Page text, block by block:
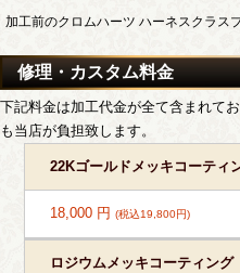
加工前のクロムハーツ ハーネスクラス
修理・カスタム料金
下記料金は加工代金が全て含まれて
も当店が負担致します。
22Kゴールドメッキコーティ
18,000 円(税込19,800円)
ロジウムメッキコーティング